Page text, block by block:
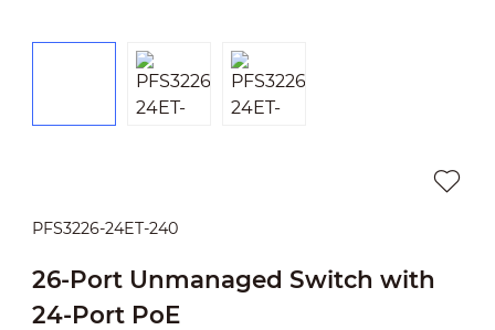
PFS3226-24ET-240
26-Port Unmanaged Switch with
24-Port PoE